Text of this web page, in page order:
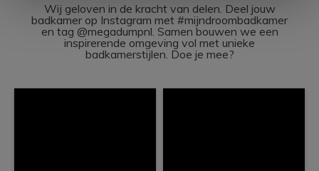
Wij geloven in de kracht van delen. Deel jouw
badkamer op Instagram met #mijndroombadkamer
en tag @megadumpnl. Samen bouwen we een
inspirerende omgeving vol met unieke
badkamerstijlen. Doe je mee?